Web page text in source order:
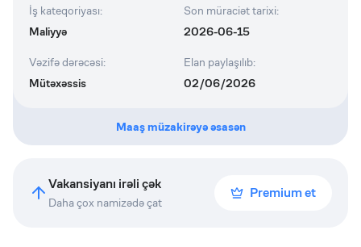
İş kateqoriyası:
Maliyyə
Son müraciət tarixi:
2026-06-15
Vəzifə dərəcəsi:
Mütəxəssis
Elan paylaşılıb:
02/06/2026
Maaş müzakirəyə əsasən
Vakansiyanı irəli çək
Daha çox namizədə çat
Premium et